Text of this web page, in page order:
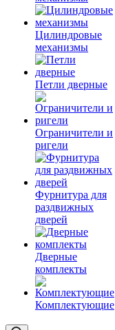
Цилиндровые
механизмы
Петли дверные
Ограничители и
ригели
Фурнитура для
раздвижных
дверей
Дверные
комплекты
Комплектующие